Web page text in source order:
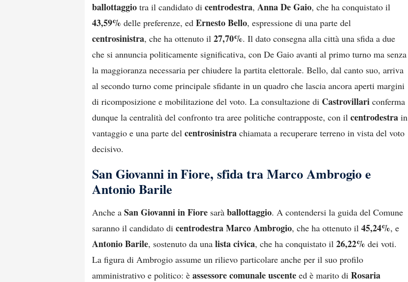
ballottaggio tra il candidato di centrodestra, Anna De Gaio, che ha conquistato il
43,59% delle preferenze, ed Ernesto Bello, espressione di una parte del
centrosinistra, che ha ottenuto il 27,70%. Il dato consegna alla città una sfida a due
che si annuncia politicamente significativa, con De Gaio avanti al primo turno ma senza
la maggioranza necessaria per chiudere la partita elettorale. Bello, dal canto suo, arriva
al secondo turno come principale sfidante in un quadro che lascia ancora aperti margini
di ricomposizione e mobilitazione del voto. La consultazione di Castrovillari conferma
dunque la centralità del confronto tra aree politiche contrapposte, con il centrodestra in
vantaggio e una parte del centrosinistra chiamata a recuperare terreno in vista del voto
decisivo.
San Giovanni in Fiore, sfida tra Marco Ambrogio e
Antonio Barile
Anche a San Giovanni in Fiore sarà ballottaggio. A contendersi la guida del Comune
saranno il candidato di centrodestraMarco Ambrogio, che ha ottenuto il 45,24%, e
Antonio Barile, sostenuto da una lista civica, che ha conquistato il 26,22% dei voti.
La figura di Ambrogio assume un rilievo particolare anche per il suo profilo
amministrativo e politico: è assessore comunale uscente ed è marito di Rosaria